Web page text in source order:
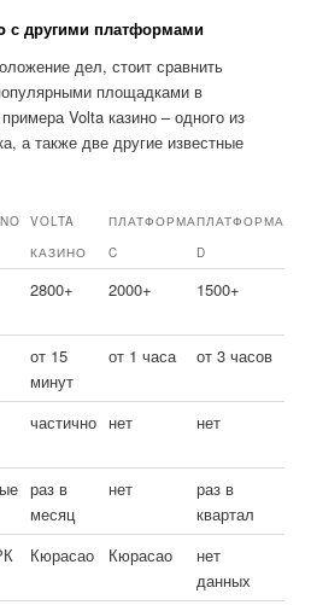
с другими платформами
дел, стоит сравнить
площадками в
Volta казино – одного из
а также две другие известные
VOLTA
КАЗИНО
ПЛАТФОРМА
C
ПЛАТФОРМА
D
2800+ 2000+ 1500+
от 15
минут
от 1 часа от 3 часов
частично нет нет
раз в
месяц
нет
раз в
квартал
Кюрасао Кюрасао
нет
данных